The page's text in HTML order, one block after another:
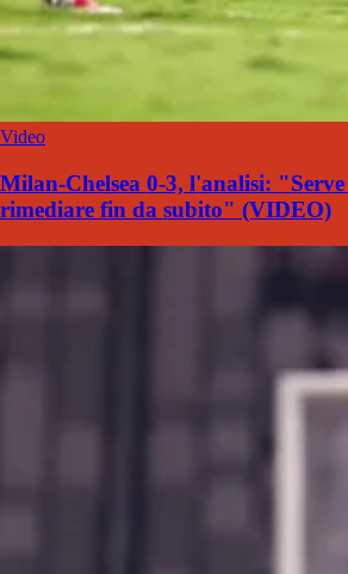
Video
Milan-Chelsea 0-3, l'analisi:
rimediare fin da subito" (VIDEO)